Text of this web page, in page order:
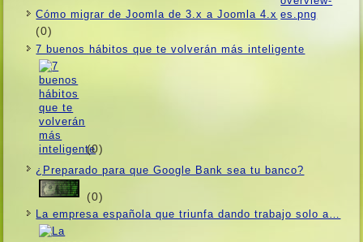
Cómo migrar de Joomla de 3.x a Joomla 4.x
(0)
7 buenos hábitos que te volverán más inteligente
(0)
¿Preparado para que Google Bank sea tu banco?
(0)
La empresa española que triunfa dando trabajo solo a…